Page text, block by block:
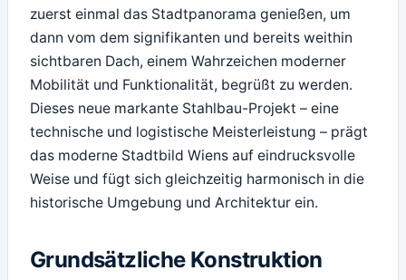
zuerst einmal das Stadtpanorama genießen, um
dann vom dem signifikanten und bereits weithin
sichtbaren Dach, einem Wahrzeichen moderner
Mobilität und Funktionalität, begrüßt zu werden.
Dieses neue markante Stahlbau-Projekt – eine
technische und logistische Meisterleistung – prägt
das moderne Stadtbild Wiens auf eindrucksvolle
Weise und fügt sich gleichzeitig harmonisch in die
historische Umgebung und Architektur ein.
Grundsätzliche Konstruktion